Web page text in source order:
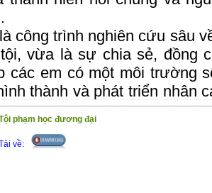
công trình nghiên cứu sâu
vừa là sự chia sẻ, đồng
các em có một môi trường
thành và phát triển nhân
các em có một hành
thiệu đến bạn đọc !
phạm học đương đại
về: